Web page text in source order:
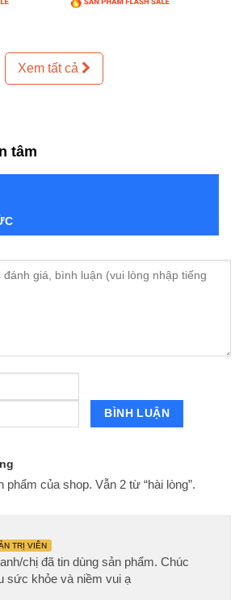
Xem tất cả
tâm
phẩm của shop. Vẫn 2 từ “hài lòng”.
TRỊ VIÊN
chị đã tin dùng sản phẩm. Chúc
sức khỏe và niềm vui ạ